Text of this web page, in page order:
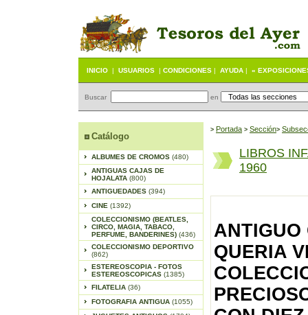
INICIO | USUARIOS | CONDICIONES | AYUDA | «
Buscar en
Catálogo
ALBUMES DE CROMOS (480)
ANTIGUAS CAJAS DE
HOJALATA (800)
ANTIGUEDADES (394)
CINE (1392)
COLECCIONISMO (BEATLES,
CIRCO, MAGIA, TABACO,
PERFUME, BANDERINES) (436)
COLECCIONISMO DEPORTIVO
(862)
ESTEREOSCOPIA - FOTOS
ESTEREOSCOPICAS (1385)
FILATELIA (36)
FOTOGRAFIA ANTIGUA (1055)
> Portada > Sección>
LIBROS
1960
ANTIGUO
QUERIA